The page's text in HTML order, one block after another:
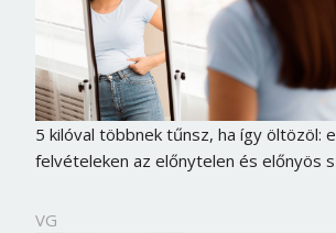
5 kilóval többnek tűnsz, ha így öltözöl:
felvételeken az előnytelen és előnyös
VG